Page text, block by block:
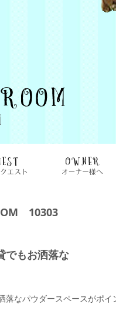
10303
でもお洒落な
落なパウダースペースがポイ